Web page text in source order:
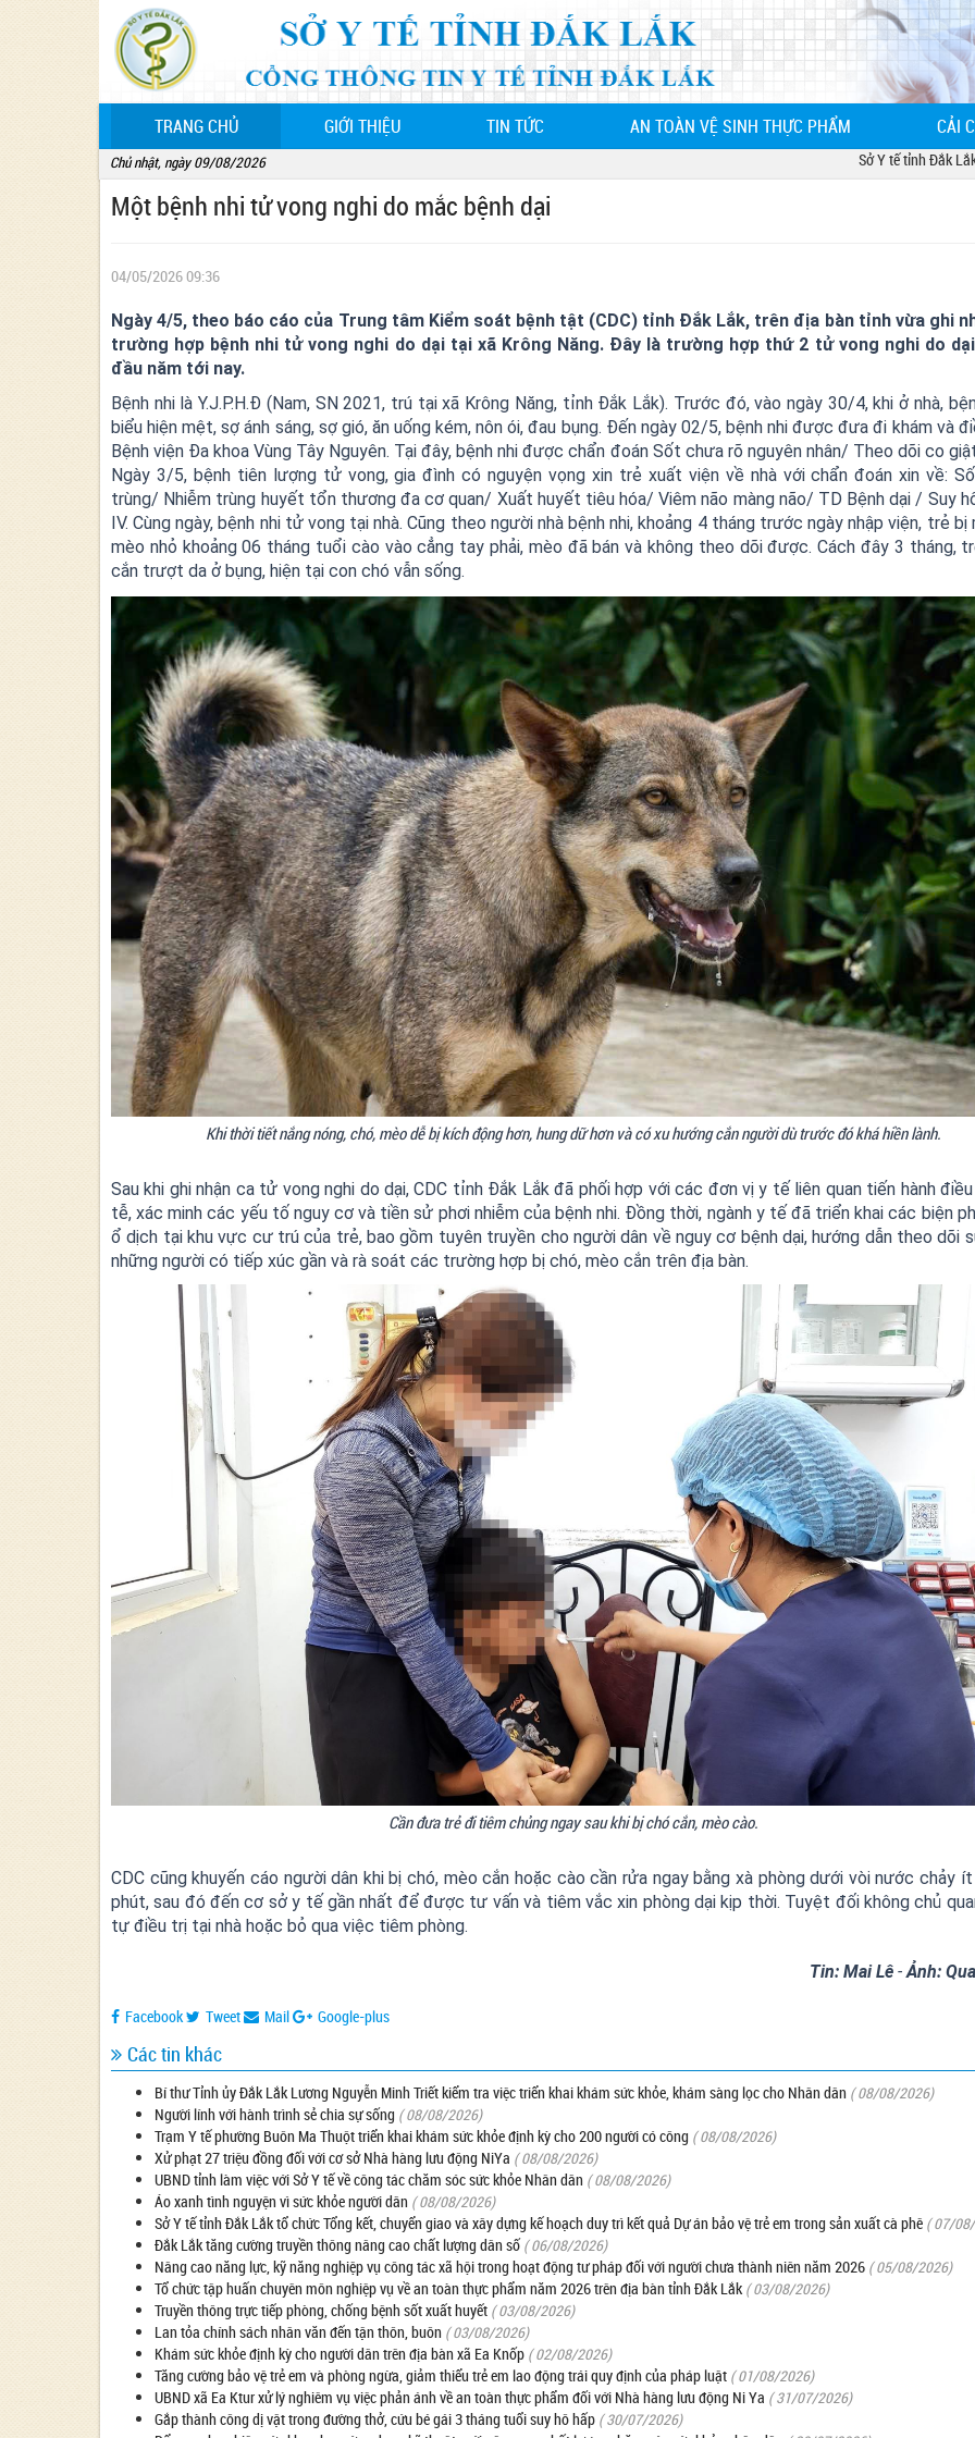
TRANG CHỦ(CURRENT) GIỚI THIỆU TIN TỨC AN TOÀN VỆ SINH THỰC PHẨM CẢI
Chủ nhật, ngày 09/08/2026 Sở Y tế tỉnh Đắk Lắk - 68
Một bệnh nhi tử vong nghi do mắc bệnh dại
04/05/2026 09:36
Ngày 4/5, theo báo cáo của Trung tâm Kiểm soát bệnh tật (CDC) tỉnh Đắk Lắk, trên địa bàn tỉnh vừa ghi
trường hợp bệnh nhi tử vong nghi do dại tại xã Krông Năng. Đây là trường hợp thứ 2 tử vong nghi do
đầu năm tới nay.
Bệnh nhi là Y.J.P.H.Đ (Nam, SN 2021, trú tại xã Krông Năng, tỉnh Đắk Lắk). Trước đó, vào ngày 30/4, khi ở nhà,
biểu hiện mệt, sợ ánh sáng, sợ gió, ăn uống kém, nôn ói, đau bụng. Đến ngày 02/5, bệnh nhi được đưa đi khám và
Bệnh viện Đa khoa Vùng Tây Nguyên. Tại đây, bệnh nhi được chẩn đoán Sốt chưa rõ nguyên nhân/ Theo dõi co
Ngày 3/5, bệnh tiên lượng tử vong, gia đình có nguyện vọng xin trẻ xuất viện về nhà với chẩn đoán xin về:
trùng/ Nhiễm trùng huyết tổn thương đa cơ quan/ Xuất huyết tiêu hóa/ Viêm não màng não/ TD Bệnh dại / Suy
IV. Cùng ngày, bệnh nhi tử vong tại nhà. Cũng theo người nhà bệnh nhi, khoảng 4 tháng trước ngày nhập viện, trẻ
mèo nhỏ khoảng 06 tháng tuổi cào vào cẳng tay phải, mèo đã bán và không theo dõi được. Cách đây 3 tháng,
cắn trượt da ở bụng, hiện tại con chó vẫn sống.
Khi thời tiết nắng nóng, chó, mèo dễ bị kích động hơn, hung dữ hơn và có xu hướng cắn người dù trước đó khá hiền lành.
Sau khi ghi nhận ca tử vong nghi do dại, CDC tỉnh Đắk Lắk đã phối hợp với các đơn vị y tế liên quan tiến hành
tễ, xác minh các yếu tố nguy cơ và tiền sử phơi nhiễm của bệnh nhi. Đồng thời, ngành y tế đã triển khai các biện
ổ dịch tại khu vực cư trú của trẻ, bao gồm tuyên truyền cho người dân về nguy cơ bệnh dại, hướng dẫn theo dõi
những người có tiếp xúc gần và rà soát các trường hợp bị chó, mèo cắn trên địa bàn.
Cần đưa trẻ đi tiêm chủng ngay sau khi bị chó cắn, mèo cào.
CDC cũng khuyến cáo người dân khi bị chó, mèo cắn hoặc cào cần rửa ngay bằng xà phòng dưới vòi nước chảy
phút, sau đó đến cơ sở y tế gần nhất để được tư vấn và tiêm vắc xin phòng dại kịp thời. Tuyệt đối không chủ
tự điều trị tại nhà hoặc bỏ qua việc tiêm phòng.
Tin: Mai Lê -Ảnh:
Facebook Tweet Mail Google-plus
Các tin khác
Bí thư Tỉnh ủy Đắk Lắk Lương Nguyễn Minh Triết kiểm tra việc triển khai khám sức khỏe, khám sàng lọc cho Nhân dân ( 08/08/2026)
Người lính với hành trình sẻ chia sự sống ( 08/08/2026)
Trạm Y tế phường Buôn Ma Thuột triển khai khám sức khỏe định kỳ cho 200 người có công ( 08/08/2026)
Xử phạt 27 triệu đồng đối với cơ sở Nhà hàng lưu động NiYa ( 08/08/2026)
UBND tỉnh làm việc với Sở Y tế về công tác chăm sóc sức khỏe Nhân dân ( 08/08/2026)
Áo xanh tình nguyện vì sức khỏe người dân ( 08/08/2026)
Sở Y tế tỉnh Đắk Lắk tổ chức Tổng kết, chuyển giao và xây dựng kế hoạch duy trì kết quả Dự án bảo vệ trẻ em trong sản xuất cà phê ( 07/
Đắk Lắk tăng cường truyền thông nâng cao chất lượng dân số ( 06/08/2026)
Nâng cao năng lực, kỹ năng nghiệp vụ công tác xã hội trong hoạt động tư pháp đối với người chưa thành niên năm 2026 ( 05/08/2026)
Tổ chức tập huấn chuyên môn nghiệp vụ về an toàn thực phẩm năm 2026 trên địa bàn tỉnh Đắk Lắk ( 03/08/2026)
Truyền thông trực tiếp phòng, chống bệnh sốt xuất huyết ( 03/08/2026)
Lan tỏa chính sách nhân văn đến tận thôn, buôn ( 03/08/2026)
Khám sức khỏe định kỳ cho người dân trên địa bàn xã Ea Knốp ( 02/08/2026)
Tăng cường bảo vệ trẻ em và phòng ngừa, giảm thiểu trẻ em lao động trái quy định của pháp luật ( 01/08/2026)
UBND xã Ea Ktur xử lý nghiêm vụ việc phản ánh về an toàn thực phẩm đối với Nhà hàng lưu động Ni Ya ( 31/07/2026)
Gắp thành công dị vật trong đường thở, cứu bé gái 3 tháng tuổi suy hô hấp ( 30/07/2026)